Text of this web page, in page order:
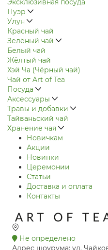
Эксклюзивная посуда
Пуэр
Улун
Красный чай
Зелёный чай
Белый чай
Жёлтый чай
Хэй Ча (Чёрный чай)
Чай от Art of Tea
Посуда
Аксессуары
Травы и добавки
Тайваньский чай
Хранение чая
Новичкам
Акции
Новинки
Церемонии
Статьи
Доставка и оплата
Контакты
Не определено
Адрес шоурума: ул.